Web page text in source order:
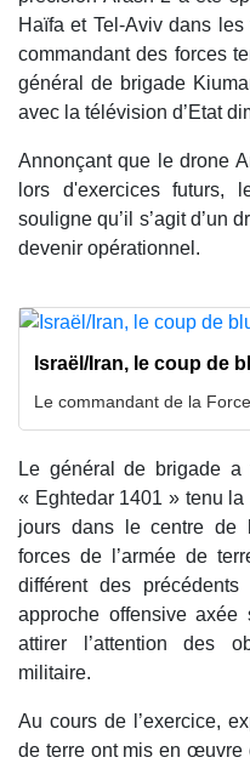
Haïfa et Tel-Aviv dans
commandant des forces
général de brigade
avec la télévision d’Etat
Annonçant que le drone
lors d'exercices futurs,
souligne qu’il s’agit d’un
devenir opérationnel.
Israël/Iran, le coup de
Le commandant de la
Le général de brigade
« Eghtedar 1401 » tenu
jours dans le centre de
forces de l’armée de
différent des
approche offensive
attirer l’attention des
militaire.
Au cours de l’exercice,
de terre ont mis en œuvre